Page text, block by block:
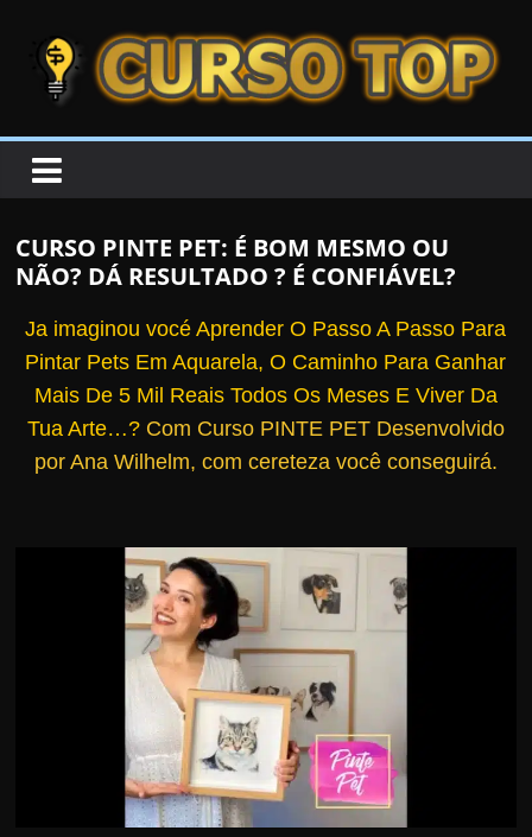
CURSOTOP
s
e
l
h
o
CURSO PINTE PET: É BOM MESMO OU
NÃO? DÁ RESULTADO ? É CONFIÁVEL?
Ja imaginou vocé Aprender O Passo A Passo Para
Pintar Pets Em Aquarela, O Caminho Para Ganhar
Mais De 5 Mil Reais Todos Os Meses E Viver Da
Tua Arte…? Com Curso PINTE PET Desenvolvido
por Ana Wilhelm, com cereteza você conseguirá.